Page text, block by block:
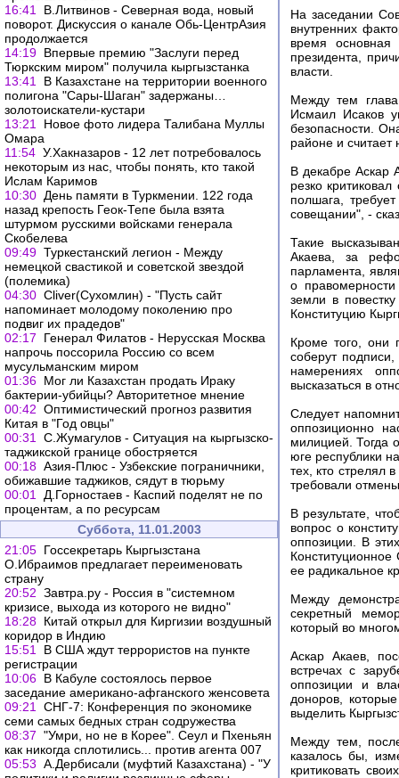
16:41
В.Литвинов - Северная вода, новый
поворот. Дискуссия о канале Обь-ЦентрАзия
продолжается
14:19 Впервые премию "Заслуги перед
Тюркским миром" получила кыргызстанка
13:41
В Казахстане на территории военного
полигона "Сары-Шаган" задержаны…
золотоискатели-кустари
13:21
Новое фото лидера Талибана Муллы
Омара
11:54 У.Хакназаров - 12 лет потребовалось
некоторым из нас, чтобы понять, кто такой
Ислам Каримов
10:30 День памяти в Туркмении. 122 года
назад крепость Геок-Тепе была взята
штурмом русскими войсками генерала
Скобелева
09:49 Туркестанский легион - Между
немецкой свастикой и советской звездой
(полемика)
04:30 Cliver(Сухомлин) - "Пусть сайт
напоминает молодому поколению про
подвиг их прадедов"
02:17
Генерал Филатов - Нерусская Москва
напрочь поссорила Россию со всем
мусульманским миром
01:36 Мог ли Казахстан продать Ираку
бактерии-убийцы? Авторитетное мнение
00:42 Оптимистический прогноз развития
Китая в "Год овцы"
00:31
С.Жумагулов - Ситуация на кыргызско-
таджикской границе обостряется
00:18 Азия-Плюс - Узбекские пограничники,
обижавшие таджиков, сядут в тюрьму
00:01
Д.Горностаев - Каспий поделят не по
процентам, а по ресурсам
Суббота, 11.01.2003
21:05 Госсекретарь Кыргызстана
О.Ибраимов предлагает переименовать
страну
20:52 Завтра.ру - Россия в "системном
кризисе, выхода из которого не видно"
18:28 Китай открыл для Киргизии воздушный
коридор в Индию
15:51
В США ждут террористов на пункте
регистрации
10:06 В Кабуле состоялось первое
заседание американо-афганского женсовета
09:21
СНГ-7: Конференция по экономике
семи самых бедных стран содружества
08:37 "Умри, но не в Корее". Сеул и Пхеньян
как никогда сплотились... против агента 007
05:53 А.Дербисали (муфтий Казахстана) - "У
На заседании
внутренних
время основная
президента,
власти.
Между тем
Исмаил Исаков
безопасности.
районе и считает
В декабре Аскар
резко
полшага,
совещании", -
Такие
Акаева, за
парламента,
о
земли в
Конституцию
Кроме того, они
соберут
намерениях
высказаться в
Следует
оппозиционно
милицией. Тогда
юге республики
тех, кто стрелял
требовали
В результате,
вопрос о
оппозиции. В
ее радикальное
Между
секретный
который во
Аскар Акаев,
встречах с
оппозиции и
доноров,
выделить
Между тем,
казалось бы,
критиковать